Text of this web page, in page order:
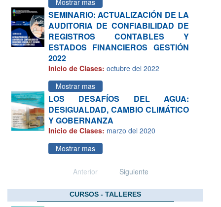
SEMINARIO: ACTUALIZACIÓN DE LA
AUDITORIA DE CONFIABILIDAD DE
REGISTROS CONTABLES Y
ESTADOS FINANCIEROS GESTIÓN
2022
Inicio de Clases: octubre del 2022
Mostrar mas
LOS DESAFÍOS DEL AGUA:
DESIGUALDAD, CAMBIO CLIMÁTICO
Y GOBERNANZA
Inicio de Clases: marzo del 2020
Mostrar mas
Anterior Siguiente
CURSOS - TALLERES